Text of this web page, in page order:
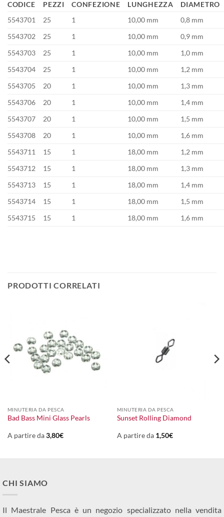
CODICE PEZZI CONFEZIONE LUNGHEZZA
DIAMETRO
5543701
25 1 10,00 mm
0,8 mm
5543702
25 1 10,00 mm
0,9 mm
5543703
25 1 10,00 mm
1,0 mm
5543704
25 1 10,00 mm
1,2 mm
5543705
20 1 10,00 mm
1,3 mm
5543706
20 1 10,00 mm
1,4 mm
5543707
20 1 10,00 mm
1,5 mm
5543708
20 1 10,00 mm
1,6 mm
5543711
15 1 18,00 mm
1,2 mm
5543712
15 1 18,00 mm
1,3 mm
5543713
15 1 18,00 mm
1,4 mm
5543714
15 1 18,00 mm
1,5 mm
5543715
15 1 18,00 mm 1,6 mm
PRODOTTI CORRELATI
MINUTERIA DA PESCA
Bad Bass Mini Glass Pearls
A partire da3,80€
MINUTERIA DA PESCA
Sunset Rolling Diamond
A partire da 1,50€
CHI SIAMO
Il Maestrale Pesca è un negozio specializzato nella vendita